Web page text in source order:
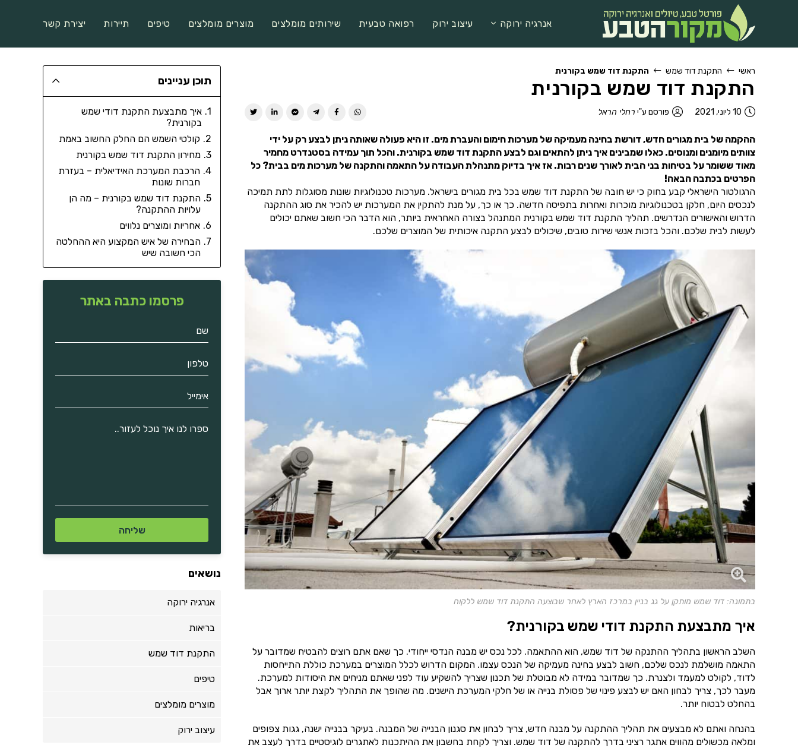
אנרגיה ירוקה עיצוב ירוק רפואה טבעית שירותים מומלצים מוצרים מומלצים טיפים תיירות יצירת קשר
ראשי התקנת דוד שמש התקנת דוד שמש בקורנית
התקנת דוד שמש בקורנית
10 ליוני, 2021 פורסם ע"י רחלי הראל
ההקמה של בית מגורים חדש, דורשת בחינה מעמיקה של מערכות חימום והעברת מים. זו היא פעולה שאותה ניתן לבצע רק על ידי
צוותים מיומנים ומנוסים. כאלו שמבינים איך ניתן להתאים וגם לבצע התקנת דוד שמש בקורנית. והכל תוך עמידה בסטנדרט מחמיר
מאוד ששומר על בטיחות בני הבית לאורך שנים רבות. אז איך בדיוק מתנהלת העבודה על התאמה והתקנה של מערכות מים בבית? כל
הפרטים בכתבה הבאה!
הרגולטור הישראלי קבע בחוק כי יש חובה של התקנת דוד שמש בכל בית מגורים בישראל. מערכות טכנולוגיות שונות מסוגלות לתת תמיכה
לנכסים היום, חלקן בטכנולוגיות מוכרות ואחרות בתפיסה חדשה. כך או כך, על מנת להתקין את המערכות יש להכיר את סוג ההתקנה
הדרוש והאישורים הנדרשים. תהליך התקנת דוד שמש בקורנית המתנהל בצורה האחראית ביותר, הוא הדבר הכי חשוב שאתם יכולים
לעשות לבית שלכם. והכל בזכות אנשי שירות טובים, שיכולים לבצע התקנה איכותית של המוצרים שלכם.
בתמונה: דוד שמש מותקן על גג בניין במרכז הארץ לאחר שבוצעה התקנת דוד שמש ללקוח
איך מתבצעת התקנת דודי שמש בקורנית?
השלב הראשון בתהליך ההתנקה של דוד שמש, הוא ההתאמה. לכל נכס יש מבנה הנדסי ייחודי. כך שאם אתם רוצים להבטיח שמדובר על
התאמה מושלמת לנכס שלכם, חשוב לבצע בחינה מעמיקה של הנכס עצמו. המקום הדרוש לכלל המוצרים במערכת כוללת התייחסות
לדוד, לקולט למעמד ולצנרת. כך שמדובר במידה לא מבוטלת של תכנון שצריך להשקיע עוד לפני שאתם מניחים את היסודות למערכת.
מעבר לכך, צריך לבחון האם יש לבצע פינוי של פסולת בנייה או של חלקי המערכת הישנים. מה שהופך את התהליך לקצת יותר ארוך אבל
בהחלט לבטוח יותר.
בהנחה ואתם לא מבצעים את תהליך ההתקנה על מבנה חדש, צריך לבחון את סגנון הבנייה של המבנה. בעיקר בבנייה ישנה, גגות צפופים
ומלאה מכשולים מהווים אתגר רציני בדרך להתקנה של דוד שמש. וצריך לקחת בחשבון את ההיתכנות לאתגרים לוגיסטיים בדרך לעצב את
תוכן עניינים
איך מתבצעת התקנת דודי שמש
בקורנית?
קולטי השמש הם החלק החשוב באמת
מחירון התקנת דוד שמש בקורנית
הרכבת המערכת האידיאלית – בעזרת
חברות שונות
התקנת דוד שמש בקורנית – מה הן
עלויות ההתקנה?
אחריות ומוצרים נלווים
הבחירה של איש המקצוע היא ההחלטה
הכי חשובה שיש
פרסמו כתבה באתר
נושאים
אנרגיה ירוקה
בריאות
התקנת דוד שמש
טיפים
מוצרים מומלצים
עיצוב ירוק